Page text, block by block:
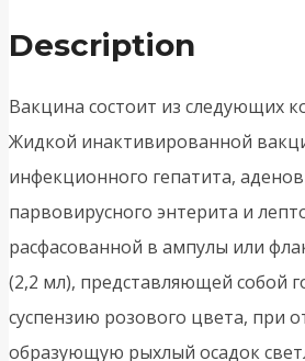
Description
Вакцина состоит из следующих
Жидкой инактивированной
инфекционного гепатита,
парвовирусного энтерита и
расфасованной в ампулы или
(2,2 мл), представляющей собой
суспензию розового цвета, при
образующую рыхлый осадок